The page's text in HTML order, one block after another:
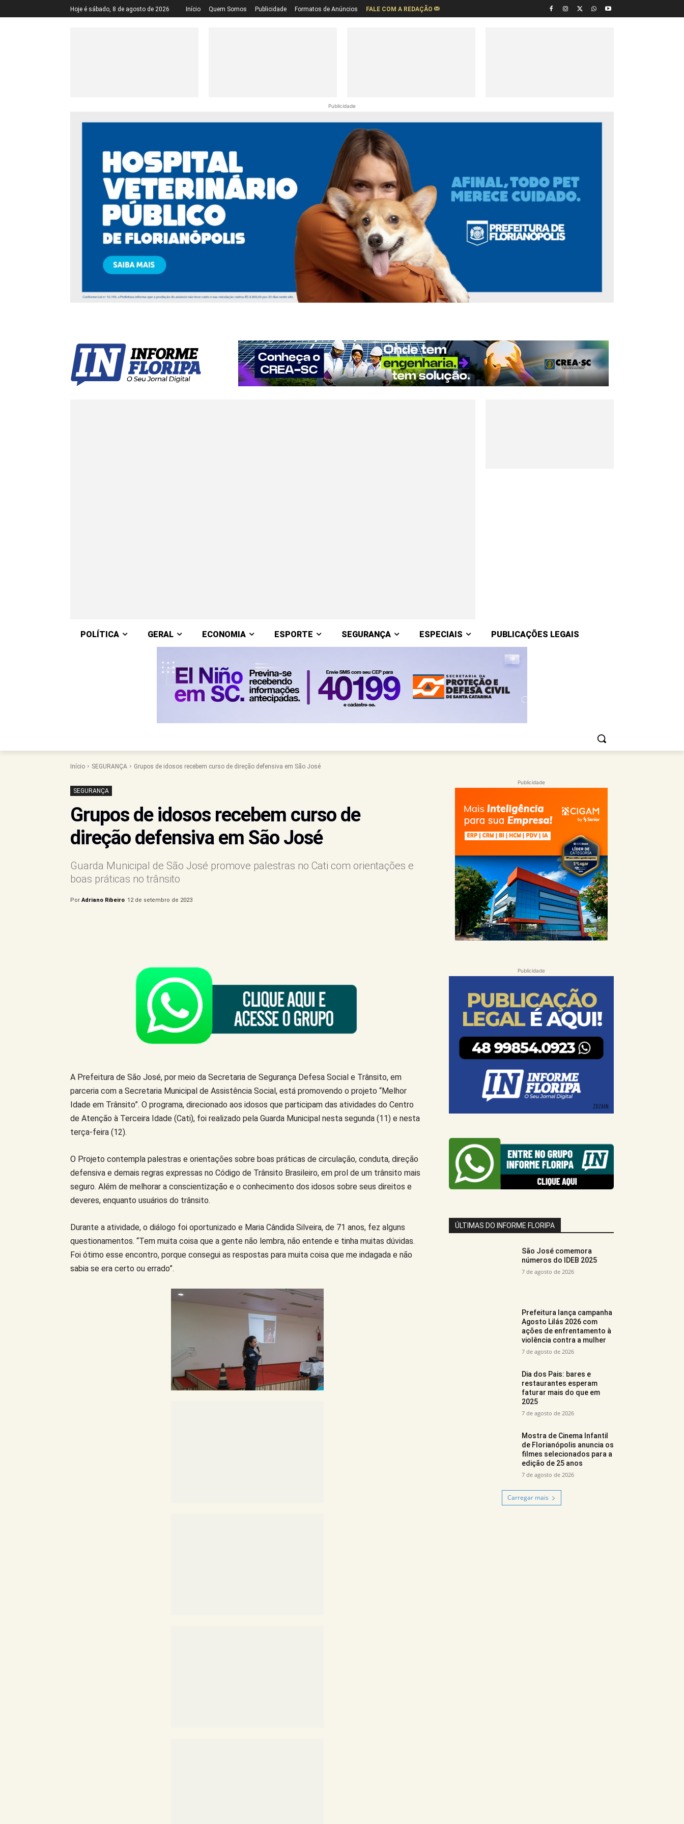
Hoje é sábado, 8 de agosto de 2026 Início Quem Somos Publicidade Formatos de Anúncios FALE COM A REDAÇÃO
Publicidade
POLÍTICA GERAL ECONOMIA ESPORTE SEGURANÇA ESPECIAIS PUBLICAÇÕES LEGAIS
Início SEGURANÇA Grupos de idosos recebem curso de direção defensiva em São José
SEGURANÇA
Grupos de idosos recebem curso de
direção defensiva em São José
Guarda Municipal de São José promove palestras no Cati com orientações e
boas práticas no trânsito
Por Adriano Ribeiro 12 de setembro de 2023
A Prefeitura de São José, por meio da Secretaria de Segurança Defesa Social e Trânsito, em
parceria com a Secretaria Municipal de Assistência Social, está promovendo o projeto “Melhor
Idade em Trânsito”. O programa, direcionado aos idosos que participam das atividades do Centro
de Atenção à Terceira Idade (Cati), foi realizado pela Guarda Municipal nesta segunda (11) e nesta
terça-feira (12).
O Projeto contempla palestras e orientações sobre boas práticas de circulação, conduta, direção
defensiva e demais regras expressas no Código de Trânsito Brasileiro, em prol de um trânsito mais
seguro. Além de melhorar a conscientização e o conhecimento dos idosos sobre seus direitos e
deveres, enquanto usuários do trânsito.
Durante a atividade, o diálogo foi oportunizado e Maria Cândida Silveira, de 71 anos, fez alguns
questionamentos. “Tem muita coisa que a gente não lembra, não entende e tinha muitas dúvidas.
Foi ótimo esse encontro, porque consegui as respostas para muita coisa que me indagada e não
sabia se era certo ou errado”.
Publicidade
Publicidade
ÚLTIMAS DO INFORME FLORIPA
São José comemora
números do IDEB 2025
7 de agosto de 2026
Prefeitura lança campanha
Agosto Lilás 2026 com
ações de enfrentamento à
violência contra a mulher
7 de agosto de 2026
Dia dos Pais: bares e
restaurantes esperam
faturar mais do que em
2025
7 de agosto de 2026
Mostra de Cinema Infantil
de Florianópolis anuncia os
filmes selecionados para a
edição de 25 anos
7 de agosto de 2026
Carregar mais